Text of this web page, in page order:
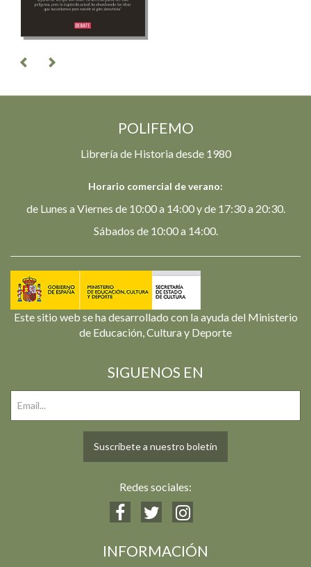
POLIFEMO
Librería de Historia desde 1980
Horario comercial de verano:
de Lunes a Viernes de 10:00 a 14:00 y de 17:30 a 20:30.
Sábados de 10:00 a 14:00.
Este sitio web se ha desarrollado con la ayuda del Ministerio
de Educación, Cultura y Deporte
SIGUENOS EN
Suscríbete a nuestro boletín
Redes sociales:
INFORMACIÓN